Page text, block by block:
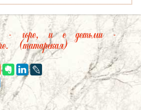
- горе, и с детьми -
(татарская)